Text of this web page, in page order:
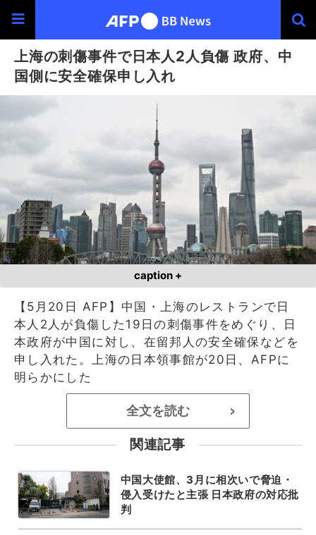
上海の刺傷事件で日本人2人負傷 政府、中
国側に安全確保申し入れ
caption +
【5月20日 AFP】中国・上海のレストランで日
本人2人が負傷した19日の刺傷事件をめぐり、日
本政府が中国に対し、在留邦人の安全確保などを
申し入れた。上海の日本領事館が20日、AFPに
明らかにした
全文を読む >
関連記事
中国大使館、3月に相次いで脅迫・
侵入受けたと主張 日本政府の対応批
判